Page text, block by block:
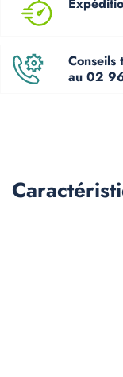
Conseils
au 02